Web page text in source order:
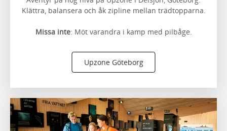
Klättra, balansera och åk zipline mellan trädtopparna.
Missa inte: Möt varandra i kamp med pilbåge.
Upzone Göteborg